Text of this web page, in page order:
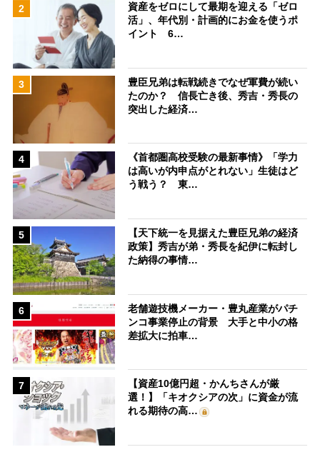
2
資産をゼロにして最期を迎える「ゼロ
活」、年代別・計画的にお金を使うポ
イント 6…
3
豊臣兄弟は転戦続きでなぜ軍費が続い
たのか？ 信長亡き後、秀吉・秀長の
突出した経済…
4
《首都圏高校受験の最新事情》「学力
は高いが内申点がとれない」生徒はど
う戦う？ 東…
5
【天下統一を見据えた豊臣兄弟の経済
政策】秀吉が弟・秀長を紀伊に転封し
た納得の事情…
6
老舗遊技機メーカー・豊丸産業がパチ
ンコ事業停止の背景 大手と中小の格
差拡大に拍車…
7
【資産10億円超・かんちさんが厳
選！】「キオクシアの次」に資金が流
れる期待の高…